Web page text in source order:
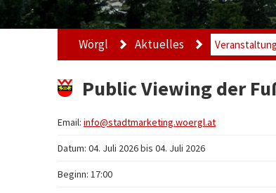
Wörgl Aktuelles
Public Viewing der
Email: info@stadtmarketing.woergl.at
Datum: 04. Juli 2026 bis 04. Juli 2026
Beginn: 17:00